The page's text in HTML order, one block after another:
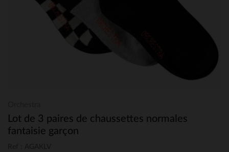
Lot de 3 paires de chaussettes normales
fantaisie garçon